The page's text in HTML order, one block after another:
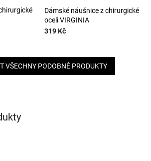
Dámské náušnice z chirurgické
oceli VIRGINIA
319 Kč
VŠECHNY PODOBNÉ PRODUKTY